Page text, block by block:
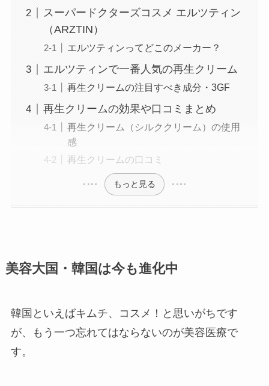
スーパードクターズコスメ エルツティン
（ARZTIN）
エルツティンってどこのメーカー？
エルツティンで一番人気の再生クリーム
再生クリームの注目すべき成分・3GF
再生クリームの効果や口コミまとめ
再生クリーム（シルククリーム）の使用
感
再生クリームの口コミ
もっと見る
美容大国・韓国は今も進化中
韓国といえばキムチ、コスメ！と思いがちです
が、もう一つ忘れてはならないのが美容医療で
す。